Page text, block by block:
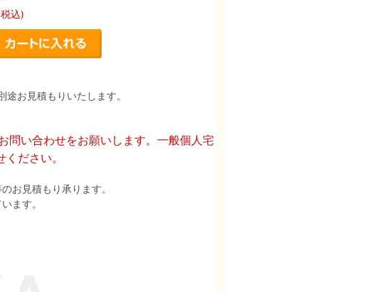
込)
お見積もりいたします。
問い合わせをお願いします。一般個人宅
ださい。
お見積もり承ります。
ます。